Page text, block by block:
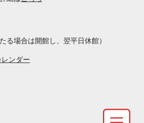
る場合は開館し、翌平日休館）
レンダー